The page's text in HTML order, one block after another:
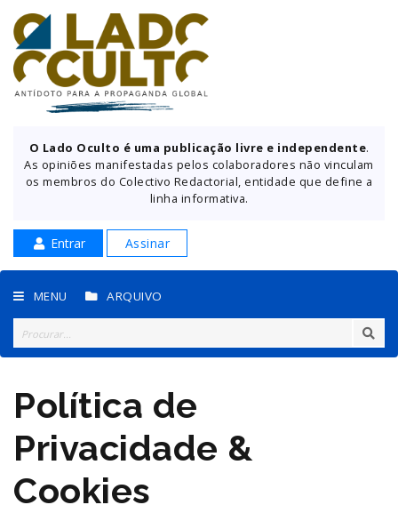
O Lado Oculto é uma publicação livre e independente.
As opiniões manifestadas pelos colaboradores não vinculam
os membros do Colectivo Redactorial, entidade que define a
linha informativa.
Entrar Assinar
MENU ARQUIVO
Política de
Privacidade &
Cookies